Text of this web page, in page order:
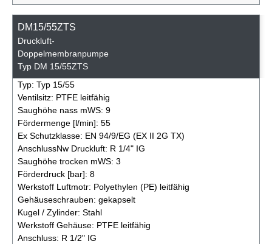
DM15/55ZTS
Druckluft-
Doppelmembranpumpe
Typ DM 15/55ZTS
Typ: Typ 15/55
Ventilsitz: PTFE leitfähig
Saughöhe nass mWS: 9
Fördermenge [l/min]: 55
Ex Schutzklasse: EN 94/9/EG (EX II 2G TX)
AnschlussNw Druckluft: R 1/4" IG
Saughöhe trocken mWS: 3
Förderdruck [bar]: 8
Werkstoff Luftmotr: Polyethylen (PE) leitfähig
Gehäuseschrauben: gekapselt
Kugel / Zylinder: Stahl
Werkstoff Gehäuse: PTFE leitfähig
Anschluss: R 1/2" IG